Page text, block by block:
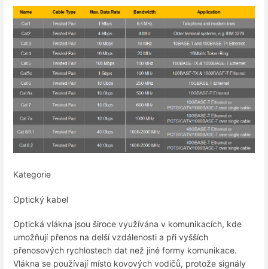
Kategorie
Optický kabel
Optická vlákna jsou široce využívána v komunikacích, kde
umožňují přenos na delší vzdálenosti a při vyšších
přenosových rychlostech dat než jiné formy komunikace.
Vlákna se používají místo kovových vodičů, protože signály